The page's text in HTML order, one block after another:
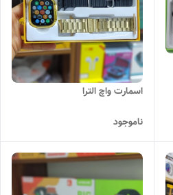
اسمارت واچ الترا
ناموجود